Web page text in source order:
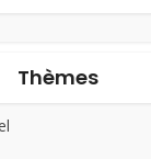
Thèmes